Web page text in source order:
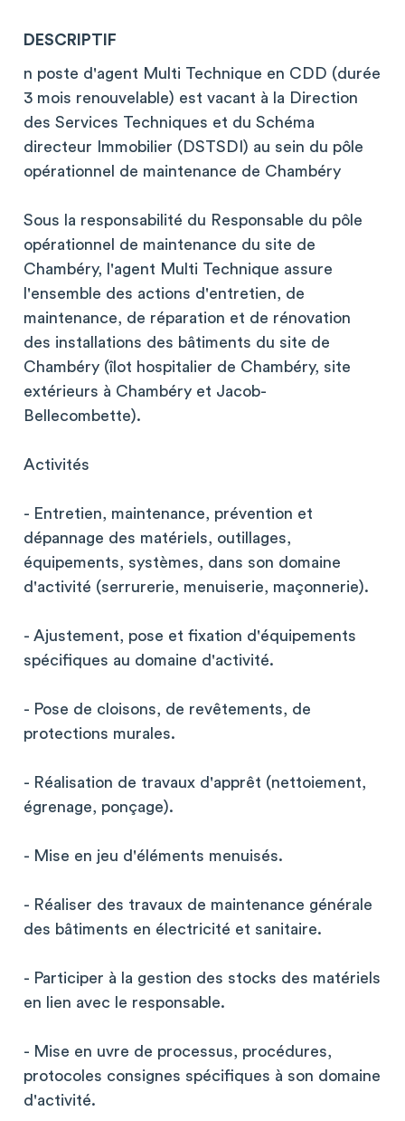
DESCRIPTIF
n poste d'agent Multi Technique en CDD (durée
3 mois renouvelable) est vacant à la Direction
des Services Techniques et du Schéma
directeur Immobilier (DSTSDI) au sein du pôle
opérationnel de maintenance de Chambéry
Sous la responsabilité du Responsable du pôle
opérationnel de maintenance du site de
Chambéry, l'agent Multi Technique assure
l'ensemble des actions d'entretien, de
maintenance, de réparation et de rénovation
des installations des bâtiments du site de
Chambéry (îlot hospitalier de Chambéry, site
extérieurs à Chambéry et Jacob-
Bellecombette).
Activités
- Entretien, maintenance, prévention et
dépannage des matériels, outillages,
équipements, systèmes, dans son domaine
d'activité (serrurerie, menuiserie, maçonnerie).
- Ajustement, pose et fixation d'équipements
spécifiques au domaine d'activité.
- Pose de cloisons, de revêtements, de
protections murales.
- Réalisation de travaux d'apprêt (nettoiement,
égrenage, ponçage).
- Mise en jeu d'éléments menuisés.
- Réaliser des travaux de maintenance générale
des bâtiments en électricité et sanitaire.
- Participer à la gestion des stocks des matériels
en lien avec le responsable.
- Mise en uvre de processus, procédures,
protocoles consignes spécifiques à son domaine
d'activité.